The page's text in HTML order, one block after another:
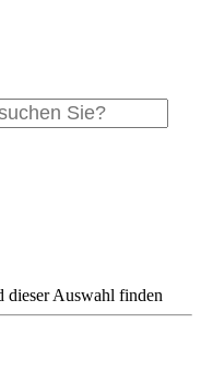
dieser Auswahl finden